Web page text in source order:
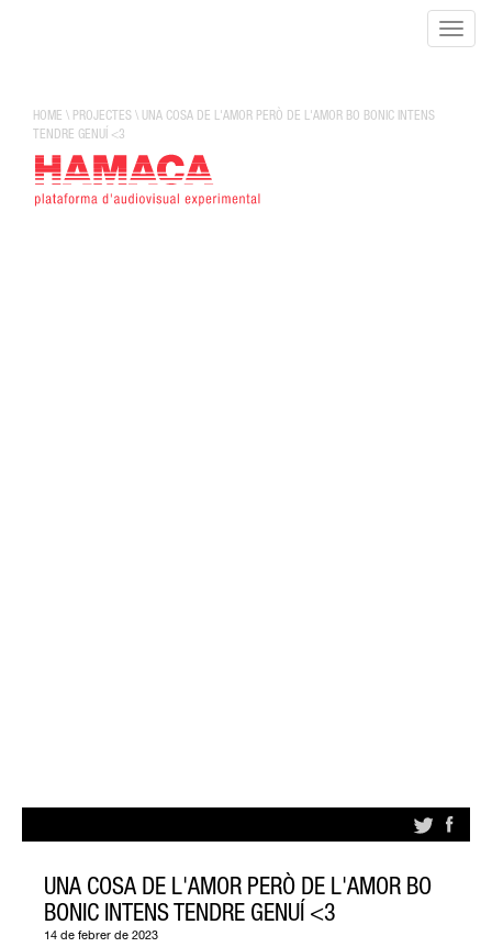
Toggle
HOME \ PROJECTES \ UNA COSA DE L'AMOR PERÒ DE L'AMOR BO BONIC INTENS
TENDRE GENUÍ <3
UNA COSA DE L'AMOR PERÒ DE L'AMOR BO
BONIC INTENS TENDRE GENUÍ <3
14 de febrer de 2023